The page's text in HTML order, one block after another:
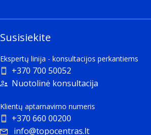
Susisiekite
Ekspertų linija - konsultacijos perkantiems
+370 700 50052
Nuotolinė konsultacija
Klientų aptarnavimo numeris
+370 660 00200
info@topocentras.lt